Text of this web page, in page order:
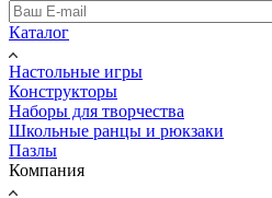
Каталог
Настольные игры
Конструкторы
Наборы для творчества
Школьные ранцы и рюкзаки
Пазлы
Компания